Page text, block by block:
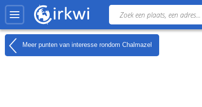
Meer punten van interesse rondom Chalmazel